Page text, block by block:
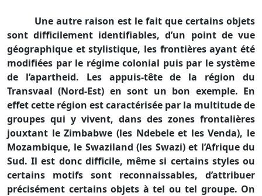
Une autre raison est le fait que certains objets
sont difficilement identifiables, d’un point de vue
géographique et stylistique, les frontières ayant été
modifiées par le régime colonial puis par le système
de l’apartheid. Les appuis-tête de la région du
Transvaal (Nord-Est) en sont un bon exemple. En
effet cette région est caractérisée par la multitude de
groupes qui y vivent, dans des zones frontalières
jouxtant le Zimbabwe (les Ndebele et les Venda), le
Mozambique, le Swaziland (les Swazi) et l’Afrique du
Sud. Il est donc difficile, même si certains styles ou
certains motifs sont reconnaissables, d’attribuer
précisément certains objets à tel ou tel groupe. On